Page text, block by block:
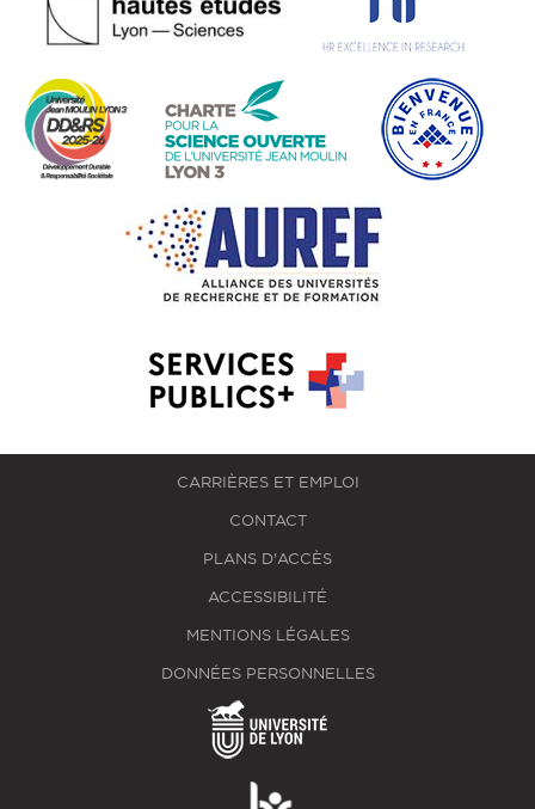
CARRIÈRES ET EMPLOI
CONTACT
PLANS D'ACCÈS
ACCESSIBILITÉ
MENTIONS LÉGALES
DONNÉES PERSONNELLES